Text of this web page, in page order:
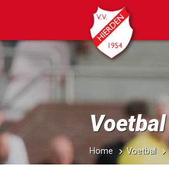
Voetbal
Home Voetbal